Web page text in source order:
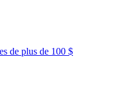
de plus de 100 $